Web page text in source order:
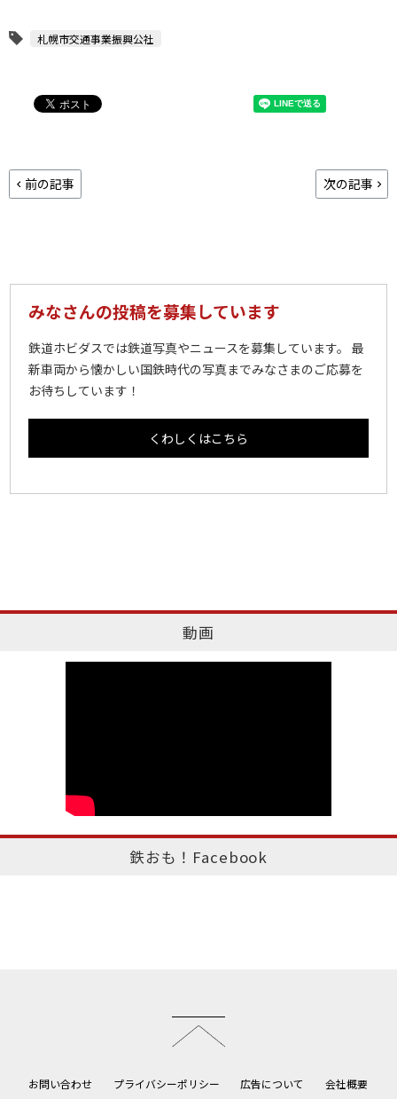
札幌市交通事業振興公社
前の記事 次の記事
みなさんの投稿を募集しています
鉄道ホビダスでは鉄道写真やニュースを募集しています。 最
新車両から懐かしい国鉄時代の写真までみなさまのご応募を
お待ちしています！
くわしくはこちら
動画
鉄おも！Facebook
お問い合わせ プライバシーポリシー 広告について 会社概要